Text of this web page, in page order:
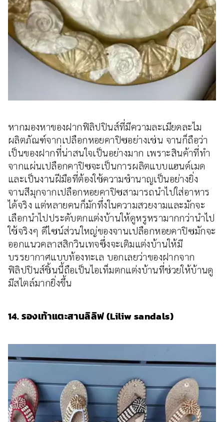
หากมองหาของฝากฟิลิปปินส์ที่มีความละเมียดละไม
ผลิตภัณฑ์จากเปลือกหอยคาปิซอย่างเช่น จานก็ถือว่า
เป็นของฝากที่น่าสนใจเป็นอย่างมาก เพราะสินค้าที่ทำ
จากแผ่นเปลือกคาปิซจะเป็นการผลิตแบบแฮนด์เมด
และเป็นงานฝีมือที่ต้องใช้ความชำนาญเป็นอย่างยิ่ง
จานสีมุกจากเปลือกหอยคาปิซสามารถนำไปใส่อาหาร
ได้จริง แต่หลายคนก็มักทึ่งในความสวยงามและมักจะ
เลือกนำไปประดับตกแต่งบ้านให้ดูหรูหรามากกว่านำไป
ใช้จริงๆ ดีไซน์ส่วนใหญ่ของจานเปลือกหอยคาปิซมักจะ
ออกแนวคลาสสิกวินเทจซึ่งจะเติมแต่งบ้านให้มี
บรรยากาศแบบท้องทะเล บอกเลยว่าของฝากจาก
ฟิลิปปินส์ชิ้นนี้ถือเป็นไอเท็มตกแต่งบ้านที่ช่วยให้บ้านดู
มีสไตล์มากยิ่งขึ้น
14. รองเท้าแตะสานลิลิฟ (Liliw sandals)